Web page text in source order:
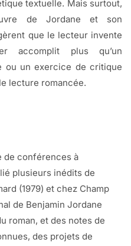
textuelle. Mais surtout,
de Jordane et son
que le lecteur invente
accomplit plus qu’un
ou un exercice de critique
lecture romancée.
de conférences à
plusieurs inédits de
(1979) et chez Champ
de Benjamin Jordane
roman, et des notes de
des projets de